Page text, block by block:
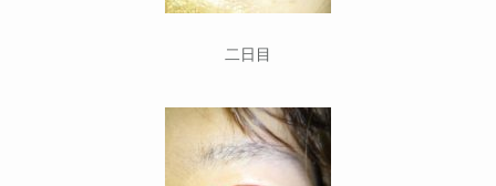
二日目